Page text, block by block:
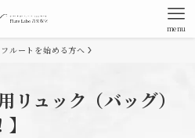
menu
フルートを始める方へ
リュック（バッグ）